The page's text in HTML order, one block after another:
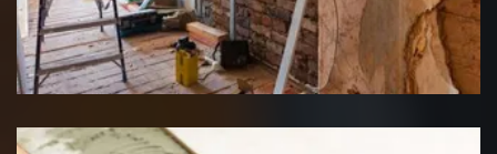
Rénovation interieure